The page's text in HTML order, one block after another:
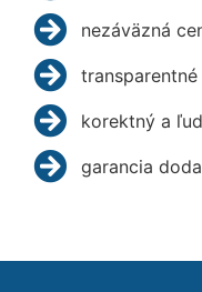
nezáväzná
korektný a
garancia